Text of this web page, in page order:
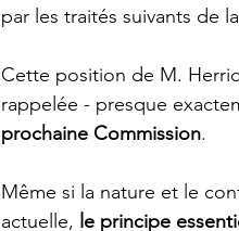
par les traités suivants de
Cette position de M.
rappelée - presque
prochaine Commission.
Même si la nature et le
actuelle, le principe